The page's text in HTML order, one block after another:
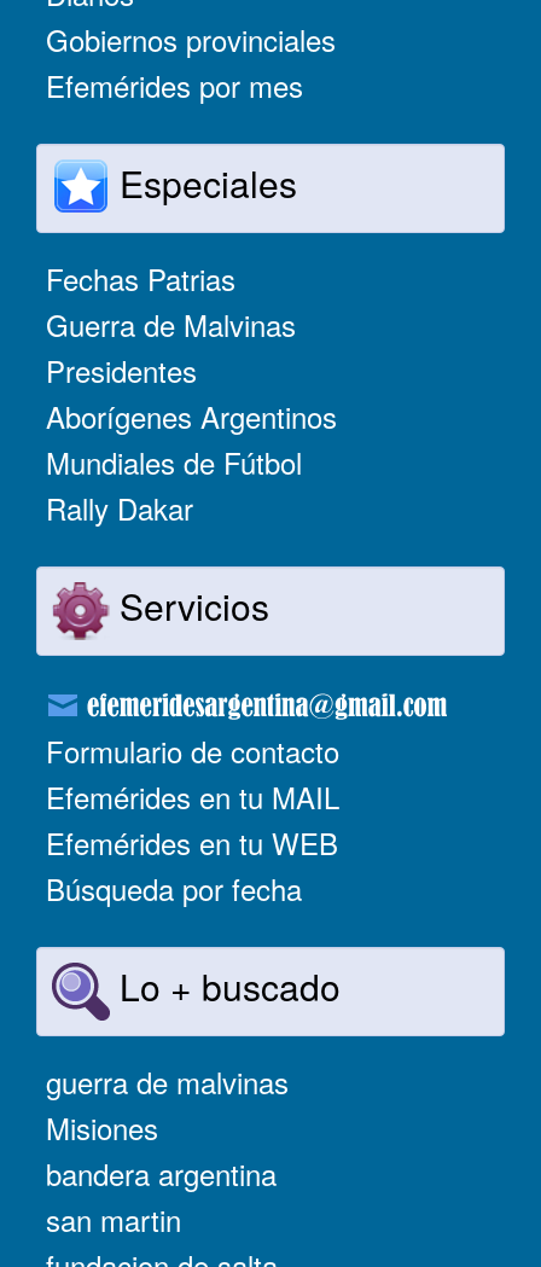
Gobiernos provinciales
Efemérides por mes
Especiales
Fechas Patrias
Guerra de Malvinas
Presidentes
Aborígenes Argentinos
Mundiales de Fútbol
Rally Dakar
Servicios
Formulario de contacto
Efemérides en tu MAIL
Efemérides en tu WEB
Búsqueda por fecha
Lo + buscado
guerra de malvinas
Misiones
bandera argentina
san martin